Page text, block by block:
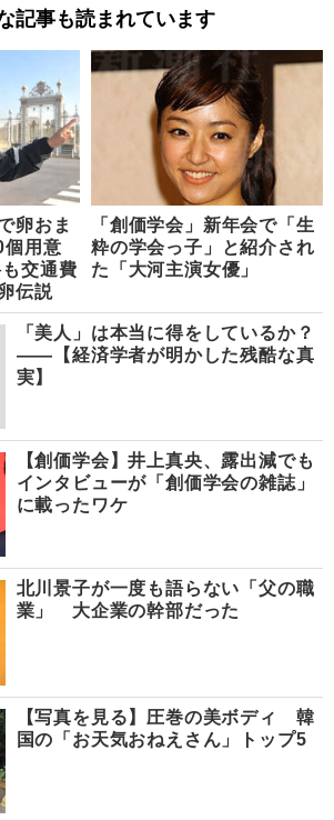
記事も読まれています
卵おま
個用意
交通費
伝説
「創価学会」新年会で「生
粋の学会っ子」と紹介され
た「大河主演女優」
「美人」は本当に得をしているか？
――【経済学者が明かした残酷な真
実】
【創価学会】井上真央、露出減でも
インタビューが「創価学会の雑誌」
に載ったワケ
北川景子が一度も語らない「父の職
業」 大企業の幹部だった
【写真を見る】圧巻の美ボディ 韓
国の「お天気おねえさん」トップ5